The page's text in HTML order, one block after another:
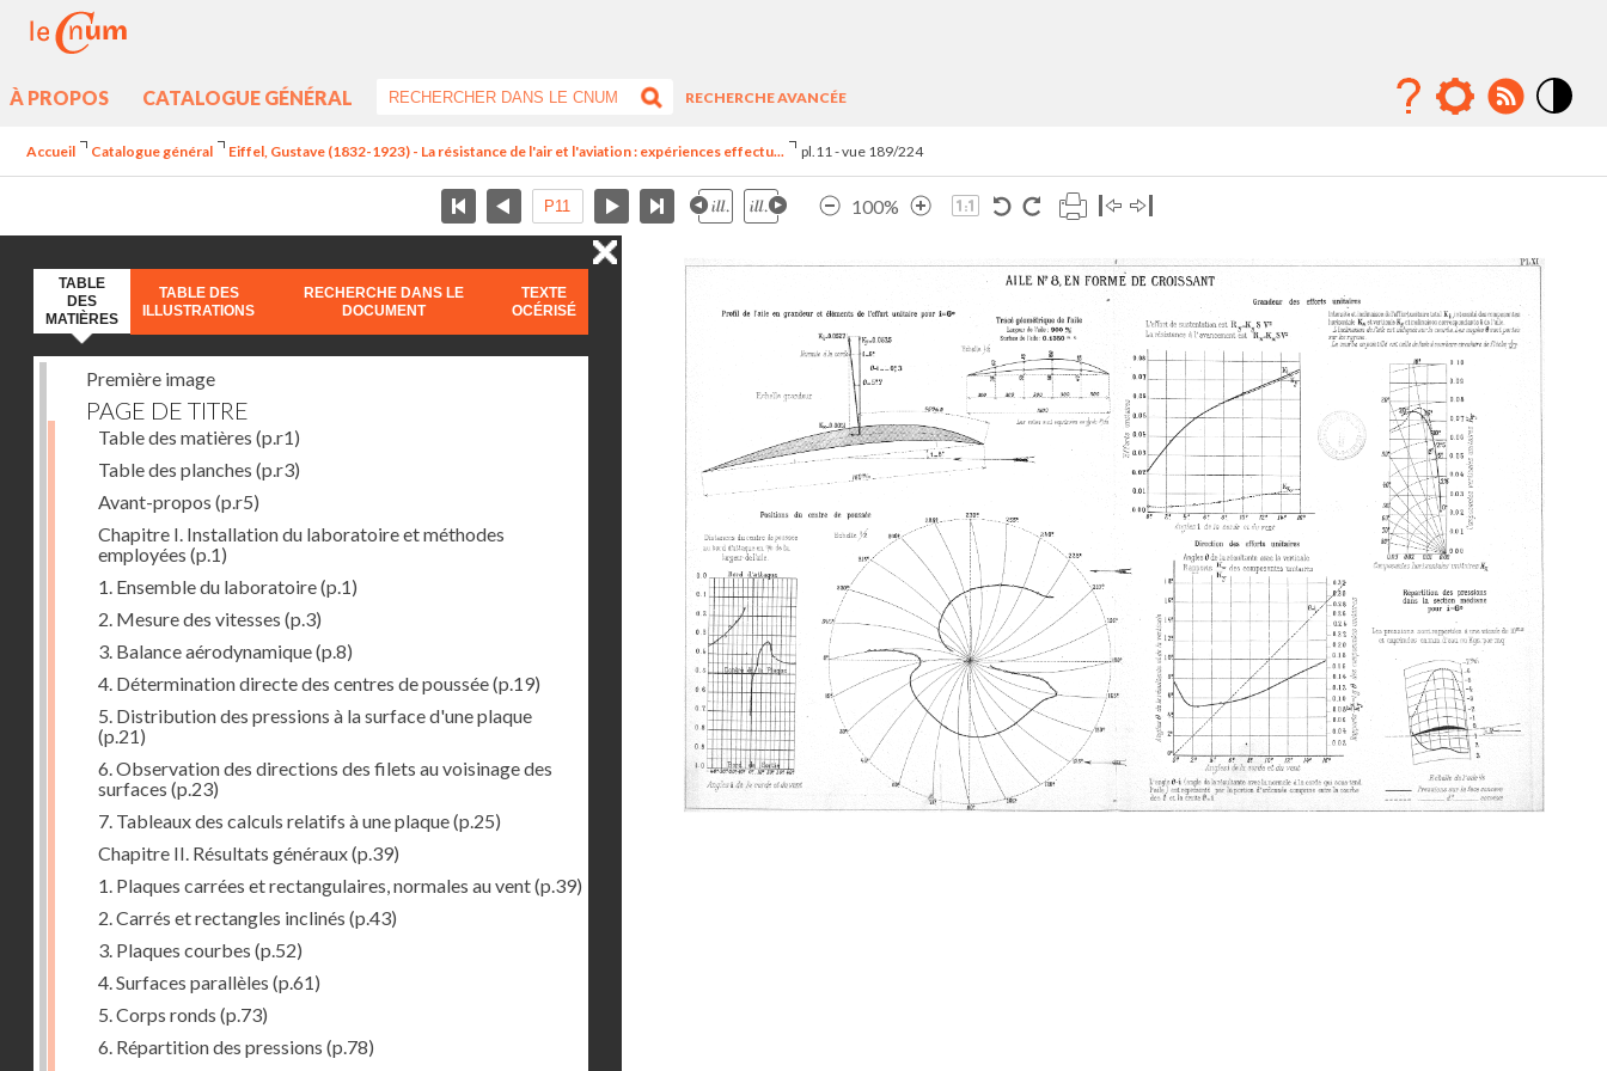
À PROPOS CATALOGUE GÉNÉRAL
RECHERCHE AVANCÉE
Accueil Catalogue général Eiffel, Gustave (1832-1923) - La résistance de l'air et l'aviation : expériences effectu... pl.11 - vue 189/224
100%
TABLE
DES
MATIÈRES
TABLE DES
ILLUSTRATIONS
RECHERCHE DANS LE
DOCUMENT
TEXTE
OCÉRISÉ
Première image
PAGE DE TITRE
Table des matières (p.r1)
Table des planches (p.r3)
Avant-propos (p.r5)
Chapitre I. Installation du laboratoire et méthodes
employées (p.1)
1. Ensemble du laboratoire(p.1)
2. Mesure des vitesses (p.3)
3. Balance aérodynamique(p.8)
4. Détermination directe des centres de poussée(p.19)
5. Distribution des pressions à la surface d'une plaque
(p.21)
6. Observation des directions des filets au voisinage des
surfaces (p.23)
7. Tableaux des calculs relatifs à une plaque(p.25)
Chapitre II. Résultats généraux(p.39)
1. Plaques carrées et rectangulaires, normales au vent(p.39)
2. Carrés et rectangles inclinés (p.43)
3. Plaques courbes (p.52)
4. Surfaces parallèles (p.61)
5. Corps ronds (p.73)
6. Répartition des pressions (p.78)